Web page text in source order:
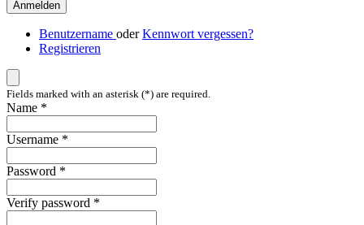
Anmelden
Benutzername oderKennwort vergessen?
Registrieren
Fields marked with an asterisk (*) are required.
Name *
Username *
Password *
Verify password *